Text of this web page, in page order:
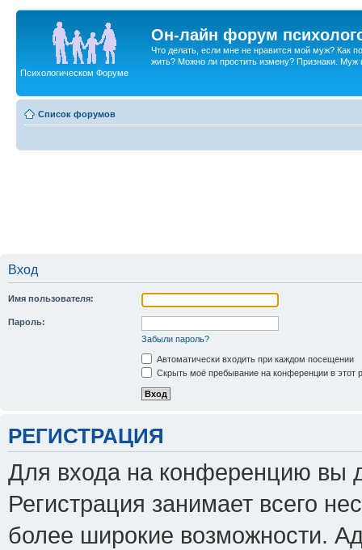
Он-лайн форум
Что делать, если мне не нравится мой муж? Как
жить? Можно ли простить измену? Признаки. Муж
Психологическом Форуме
Список форумов
Вход
Имя пользователя:
Пароль:
Забыли пароль?
Автоматически входить при каждом посещении
Скрыть моё пребывание на конференции в этот
РЕГИСТРАЦИЯ
Для входа на конференцию вы
Регистрация занимает всего
более широкие возможности.